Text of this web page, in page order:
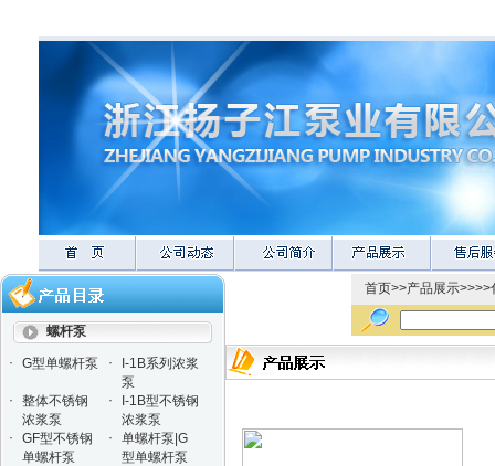
螺杆泵
·
G型单螺杆泵 ·
I-1B系列浓浆
泵
·
整体不锈钢
浓浆泵
·
I-1B型不锈钢
浓浆泵
·
GF型不锈钢
单螺杆泵
·
单螺杆泵|G
型单螺杆泵
首页>>产品展示>>>>